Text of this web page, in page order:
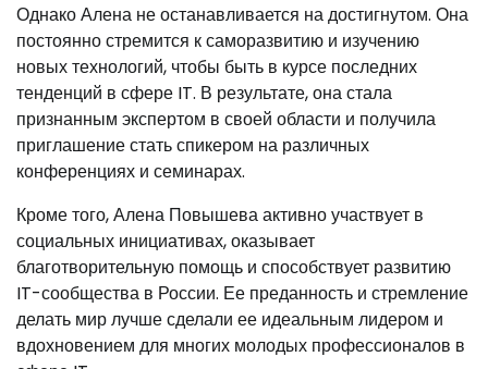
Однако Алена не останавливается на достигнутом. Она
постоянно стремится к саморазвитию и изучению
новых технологий, чтобы быть в курсе последних
тенденций в сфере IT. В результате, она стала
признанным экспертом в своей области и получила
приглашение стать спикером на различных
конференциях и семинарах.
Кроме того, Алена Повышева активно участвует в
социальных инициативах, оказывает
благотворительную помощь и способствует развитию
IT-сообщества в России. Ее преданность и стремление
делать мир лучше сделали ее идеальным лидером и
вдохновением для многих молодых профессионалов в